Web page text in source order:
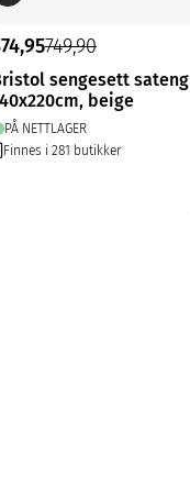
749,90
sengesett sateng
beige
PÅ NETTLAGER
Finnes i 281 butikker